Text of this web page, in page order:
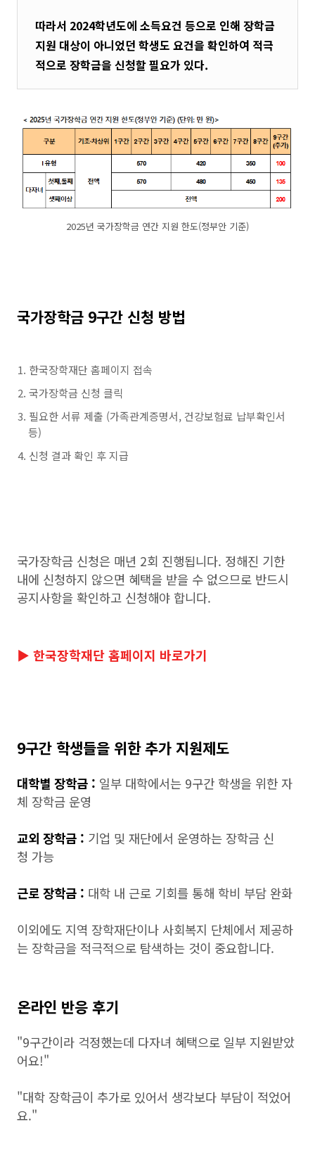
따라서 2024학년도에 소득요건 등으로 인해 장학금
지원 대상이 아니었던 학생도 요건을 확인하여 적극
적으로 장학금을 신청할 필요가 있다.
2025년 국가장학금 연간 지원 한도(정부안 기준)
국가장학금 9구간 신청 방법
한국장학재단 홈페이지 접속
국가장학금 신청 클릭
필요한 서류 제출 (가족관계증명서, 건강보험료 납부확인서
등)
신청 결과 확인 후 지급
국가장학금 신청은 매년 2회 진행됩니다. 정해진 기한
내에 신청하지 않으면 혜택을 받을 수 없으므로 반드시
공지사항을 확인하고 신청해야 합니다.
▶ 한국장학재단 홈페이지 바로가기
9구간 학생들을 위한 추가 지원제도
대학별 장학금 : 일부 대학에서는 9구간 학생을 위한 자
체 장학금 운영
교외 장학금 : 기업 및 재단에서 운영하는 장학금 신
청 가능
근로 장학금 : 대학 내 근로 기회를 통해 학비 부담 완화
이외에도 지역 장학재단이나 사회복지 단체에서 제공하
는 장학금을 적극적으로 탐색하는 것이 중요합니다.
온라인 반응 후기
"9구간이라 걱정했는데 다자녀 혜택으로 일부 지원받았
어요!"
"대학 장학금이 추가로 있어서 생각보다 부담이 적었어
요."